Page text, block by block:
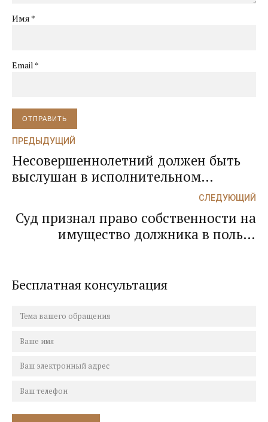
Имя *
Email *
ОТПРАВИТЬ
ПРЕДЫДУЩИЙ
Несовершеннолетний должен быть
выслушан в исполнительном
производстве по решению суда об
отобрании ребенка и определении
места его жительства
СЛЕДУЮЩИЙ
Суд признал право собственности на
имущество должника в пользу
Бесплатная консультация